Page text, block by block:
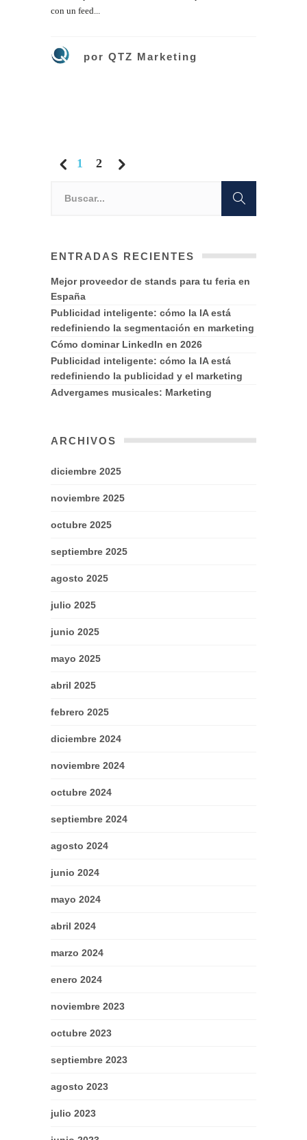
con un feed...
por QTZ Marketing
1 2
ENTRADAS RECIENTES
Mejor proveedor de stands para tu feria en
España
Publicidad inteligente: cómo la IA está
redefiniendo la segmentación en marketing
Cómo dominar LinkedIn en 2026
Publicidad inteligente: cómo la IA está
redefiniendo la publicidad y el marketing
Advergames musicales: Marketing
ARCHIVOS
diciembre 2025
noviembre 2025
octubre 2025
septiembre 2025
agosto 2025
julio 2025
junio 2025
mayo 2025
abril 2025
febrero 2025
diciembre 2024
noviembre 2024
octubre 2024
septiembre 2024
agosto 2024
junio 2024
mayo 2024
abril 2024
marzo 2024
enero 2024
noviembre 2023
octubre 2023
septiembre 2023
agosto 2023
julio 2023